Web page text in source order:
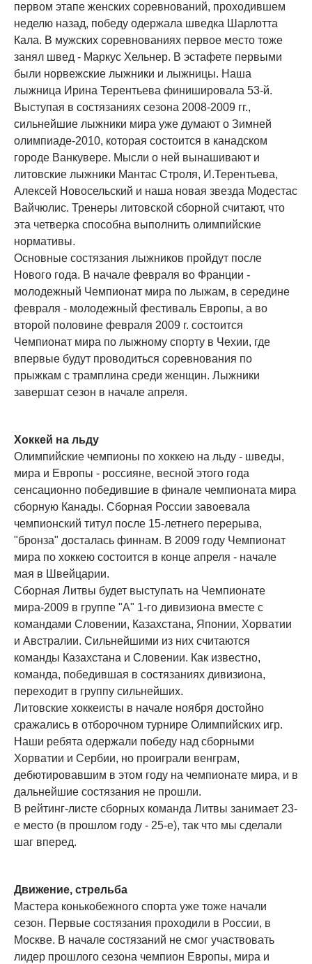
первом этапе женских соревнований, проходившем
неделю назад, победу одержала шведка Шарлотта
Кала. В мужских соревнованиях первое место тоже
занял швед - Маркус Хельнер. В эстафете первыми
были норвежские лыжники и лыжницы. Наша
лыжница Ирина Терентьева финишировала 53-й.
Выступая в состязаниях сезона 2008-2009 гг.,
сильнейшие лыжники мира уже думают о Зимней
олимпиаде-2010, которая состоится в канадском
городе Ванкувере. Мысли о ней вынашивают и
литовские лыжники Мантас Строля, И.Терентьева,
Алексей Новосельский и наша новая звезда Модестас
Вайчюлис. Тренеры литовской сборной считают, что
эта четверка способна выполнить олимпийские
нормативы.
Основные состязания лыжников пройдут после
Нового года. В начале февраля во Франции -
молодежный Чемпионат мира по лыжам, в середине
февраля - молодежный фестиваль Европы, а во
второй половине февраля 2009 г. состоится
Чемпионат мира по лыжному спорту в Чехии, где
впервые будут проводиться соревнования по
прыжкам с трамплина среди женщин. Лыжники
завершат сезон в начале апреля.
Хоккей на льду
Олимпийские чемпионы по хоккею на льду - шведы,
мира и Европы - россияне, весной этого года
сенсационно победившие в финале чемпионата мира
сборную Канады. Сборная России завоевала
чемпионский титул после 15-летнего перерыва,
"бронза" досталась финнам. В 2009 году Чемпионат
мира по хоккею состоится в конце апреля - начале
мая в Швейцарии.
Сборная Литвы будет выступать на Чемпионате
мира-2009 в группе "А" 1-го дивизиона вместе с
командами Словении, Казахстана, Японии, Хорватии
и Австралии. Сильнейшими из них считаются
команды Казахстана и Словении. Как известно,
команда, победившая в состязаниях дивизиона,
переходит в группу сильнейших.
Литовские хоккеисты в начале ноября достойно
сражались в отборочном турнире Олимпийских игр.
Наши ребята одержали победу над сборными
Хорватии и Сербии, но проиграли венграм,
дебютировавшим в этом году на чемпионате мира, и в
дальнейшие состязания не прошли.
В рейтинг-листе сборных команда Литвы занимает 23-
е место (в прошлом году - 25-е), так что мы сделали
шаг вперед.
Движение, стрельба
Мастера конькобежного спорта уже тоже начали
сезон. Первые состязания проходили в России, в
Москве. В начале состязаний не смог участвовать
лидер прошлого сезона чемпион Европы, мира и